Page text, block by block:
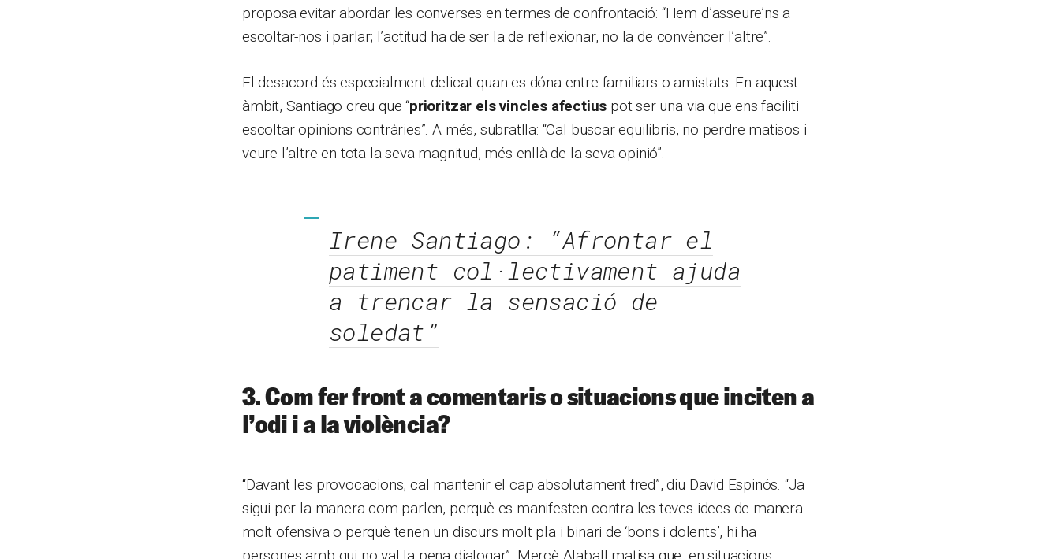
proposa evitar abordar les converses en termes de confrontació: “Hem d’asseure’ns a
escoltar-nos i parlar; l’actitud ha de ser la de reflexionar, no la de convèncer l’altre”.
El desacord és especialment delicat quan es dóna entre familiars o amistats. En aquest
àmbit, Santiago creu que “prioritzar els vincles afectius pot ser una via que ens faciliti
escoltar opinions contràries”. A més, subratlla: “Cal buscar equilibris, no perdre matisos i
veure l’altre en tota la seva magnitud, més enllà de la seva opinió”.
Irene Santiago: “Afrontar el
patiment col·lectivament ajuda
a trencar la sensació de
soledat”
3. Com fer front a comentaris o situacions que inciten a
l’odi i a la violència?
“Davant les provocacions, cal mantenir el cap absolutament fred”, diu David Espinós. “Ja
sigui per la manera com parlen, perquè es manifesten contra les teves idees de manera
molt ofensiva o perquè tenen un discurs molt pla i binari de ‘bons i dolents’, hi ha